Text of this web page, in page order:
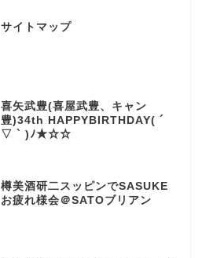
サイトマップ
喜矢武豊(喜屋武豊、キャン
豊)34th HAPPYBIRTHDAY( ´
▽ ` )ﾉ★☆☆
樽美酒研二スッピンでSASUKE
お疲れ様会＠SATOブリアン